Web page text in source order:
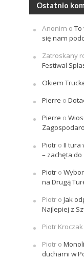
Ostatnio
Anonim oTo
się nam
Zatroskany
Festiwal
Okiem
Pierre o
Pierre o
Piotro II tura
– zachęta
Piotro
na Drugą
Piotro Jak
Najlepiej z
Piotr Kroczak
Piotro
duchami w